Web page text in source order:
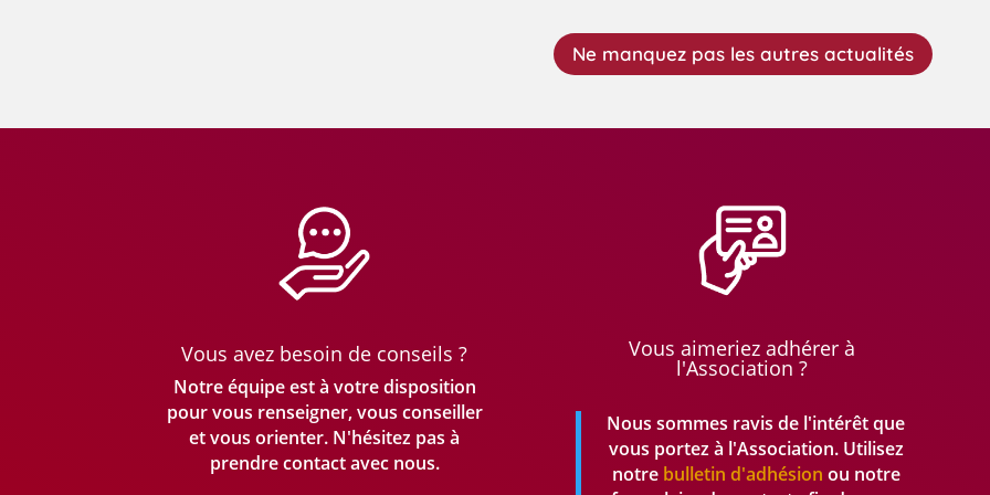
Ne manquez pas les autres actualités
Vous avez besoin de conseils ?
Notre équipe est à votre disposition
pour vous renseigner, vous conseiller
et vous orienter. N'hésitez pas à
prendrecontact avec nous.
Vous aimeriez adhérer à
l'Association ?
Nous sommes ravis de l'intérêt que
vous portez à l'Association. Utilisez
notrebulletin d'adhésion ou notre